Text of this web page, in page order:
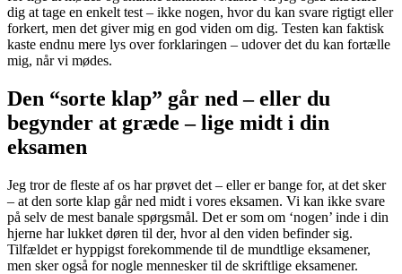
dig at tage en enkelt test – ikke nogen, hvor du kan svare rigtigt eller
forkert, men det giver mig en god viden om dig. Testen kan faktisk
kaste endnu mere lys over forklaringen – udover det du kan fortælle
mig, når vi mødes.
Den “sorte klap” går ned – eller du
begynder at græde – lige midt i din
eksamen
Jeg tror de fleste af os har prøvet det – eller er bange for, at det sker
– at den sorte klap går ned midt i vores eksamen. Vi kan ikke svare
på selv de mest banale spørgsmål. Det er som om ‘nogen’ inde i din
hjerne har lukket døren til der, hvor al den viden befinder sig.
Tilfældet er hyppigst forekommende til de mundtlige eksamener,
men sker også for nogle mennesker til de skriftlige eksamener.